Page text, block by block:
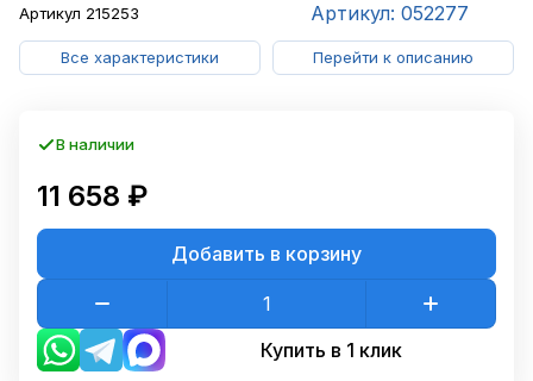
Артикул 215253 Артикул: 052277
Все характеристики Перейти к описанию
В наличии
11 658 ₽
Добавить в корзину
Купить в 1 клик